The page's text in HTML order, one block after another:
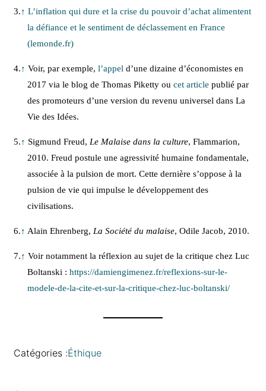
3.↑ L’inflation qui dure et la crise du pouvoir d’achat alimentent
la défiance et le sentiment de déclassement en France
(lemonde.fr)
4.↑ Voir, par exemple, l’appel d’une dizaine d’économistes en
2017 via le blog de Thomas Piketty ou cet article publié par
des promoteurs d’une version du revenu universel dans La
Vie des Idées.
5.↑ Sigmund Freud, Le Malaise dans la culture, Flammarion,
2010. Freud postule une agressivité humaine fondamentale,
associée à la pulsion de mort. Cette dernière s’oppose à la
pulsion de vie qui impulse le développement des
civilisations.
6.↑ Alain Ehrenberg, La Société du malaise, Odile Jacob, 2010.
7.↑ Voir notamment la réflexion au sujet de la critique chez Luc
Boltanski : https://damiengimenez.fr/reflexions-sur-le-
modele-de-la-cite-et-sur-la-critique-chez-luc-boltanski/
Catégories :Éthique